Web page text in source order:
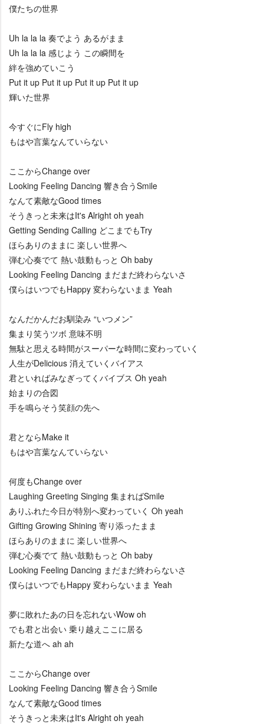
僕たちの世界
Uh la la la 奏でよう あるがまま
Uh la la la 感じよう この瞬間を
絆を強めていこう
Put it up Put it up Put it up Put it up
輝いた世界
今すぐにFly high
もはや言葉なんていらない
ここからChange over
Looking Feeling Dancing 響き合うSmile
なんて素敵なGood times
そうきっと未来はIt's Alright oh yeah
Getting Sending Calling どこまでもTry
ほらありのままに 楽しい世界へ
弾む心奏でて 熱い鼓動もっと Oh baby
Looking Feeling Dancing まだまだ終わらないさ
僕らはいつでもHappy 変わらないまま Yeah
なんだかんだお馴染み “いつメン”
集まり笑うツボ 意味不明
無駄と思える時間がスーパーな時間に変わっていく
人生がDelicious 消えていくバイアス
君といればみなぎってくバイブス Oh yeah
始まりの合図
手を鳴らそう笑顔の先へ
君とならMake it
もはや言葉なんていらない
何度もChange over
Laughing Greeting Singing 集まればSmile
ありふれた今日が特別へ変わっていく Oh yeah
Gifting Growing Shining 寄り添ったまま
ほらありのままに 楽しい世界へ
弾む心奏でて 熱い鼓動もっと Oh baby
Looking Feeling Dancing まだまだ終わらないさ
僕らはいつでもHappy 変わらないまま Yeah
夢に敗れたあの日を忘れないWow oh
でも君と出会い 乗り越えここに居る
新たな道へ ah ah
ここからChange over
Looking Feeling Dancing 響き合うSmile
なんて素敵なGood times
そうきっと未来はIt's Alright oh yeah